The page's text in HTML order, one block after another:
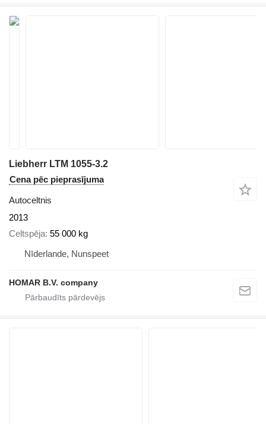
Liebherr LTM 1055-3.2
Cena pēc pieprasījuma
Autoceltnis
2013
Celtspēja 55 000 kg
Nīderlande, Nunspeet
HOMAR B.V. company